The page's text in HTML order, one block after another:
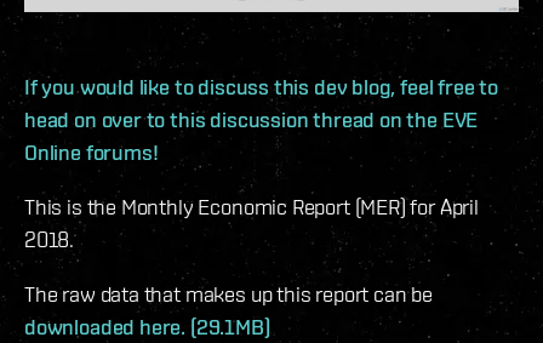
If you would like to discuss this dev blog, feel free to
head on over to this discussion thread on the EVE
Online forums!
This is the Monthly Economic Report (MER) for April
2018.
The raw data that makes up this report can be
downloaded here. (29.1MB)